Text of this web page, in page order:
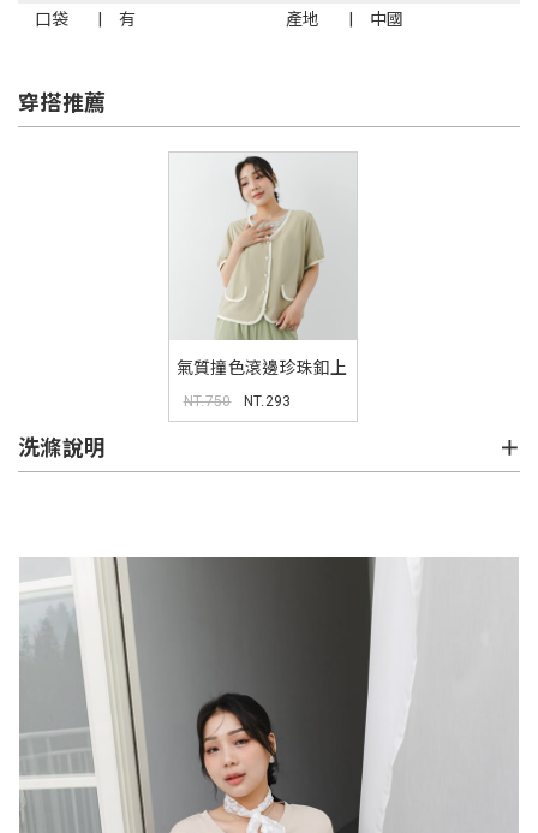
口袋
有 產地 中國
穿搭推薦
氣質撞色滾邊珍珠釦上
衣 MISS. 中大尺碼上衣
NT.750 NT.293
洗滌說明